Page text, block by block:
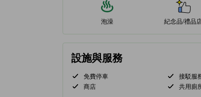
泡澡 紀念品/禮品
設施與服務
免費停車 接駁服
商店
共用廁